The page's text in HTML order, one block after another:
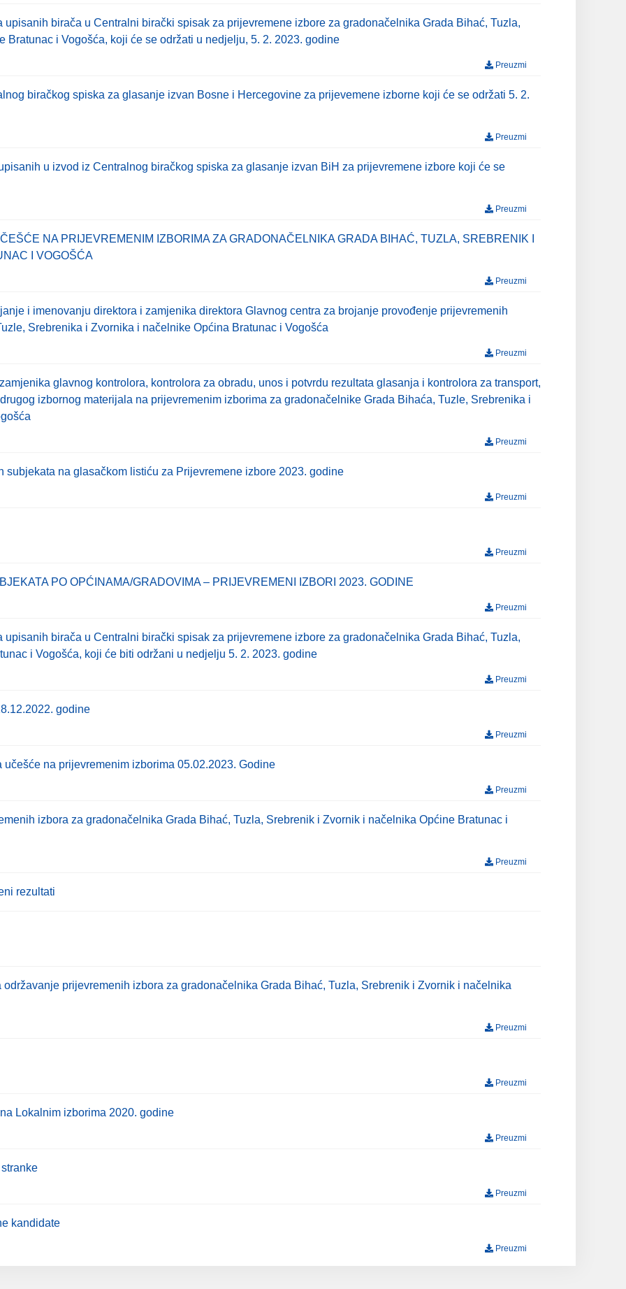
birača u Centralni birački spisak za prijevremene izbore za gradonačelnika Grada Bihać, Tuzla,
Bratunac i Vogošća, koji će se održati u nedjelju, 5. 2. 2023. godine
Preuzmi
biračkog spiska za glasanje izvan Bosne i Hercegovine za prijevemene izborne koji će se održati 5. 2.
Preuzmi
u izvod iz Centralnog biračkog spiska za glasanje izvan BiH za prijevremene izbore koji će se
Preuzmi
NA PRIJEVREMENIM IZBORIMA ZA GRADONAČELNIKA GRADA BIHAĆ, TUZLA, SREBRENIK I
I VOGOŠĆA
Preuzmi
i imenovanju direktora i zamjenika direktora Glavnog centra za brojanje provođenje prijevremenih
Srebrenika i Zvornika i načelnike Općina Bratunac i Vogošća
Preuzmi
glavnog kontrolora, kontrolora za obradu, unos i potvrdu rezultata glasanja i kontrolora za transport,
izbornog materijala na prijevremenim izborima za gradonačelnike Grada Bihaća, Tuzle, Srebrenika i
Preuzmi
na glasačkom listiću za Prijevremene izbore 2023. godine
Preuzmi
Preuzmi
PO OPĆINAMA/GRADOVIMA – PRIJEVREMENI IZBORI 2023. GODINE
Preuzmi
birača u Centralni birački spisak za prijevremene izbore za gradonačelnika Grada Bihać, Tuzla,
i Vogošća, koji će biti održani u nedjelju 5. 2. 2023. godine
Preuzmi
godine
Preuzmi
na prijevremenim izborima 05.02.2023. Godine
Preuzmi
izbora za gradonačelnika Grada Bihać, Tuzla, Srebrenik i Zvornik i načelnika Općine Bratunac i
Preuzmi
rezultati
prijevremenih izbora za gradonačelnika Grada Bihać, Tuzla, Srebrenik i Zvornik i načelnika
Preuzmi
Preuzmi
Lokalnim izborima 2020. godine
Preuzmi
Preuzmi
kandidate
Preuzmi